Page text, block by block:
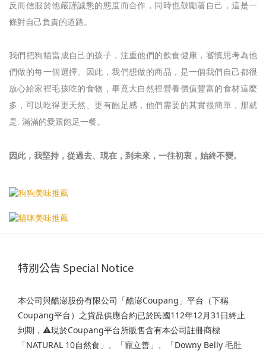
反而信服於他嚴謹誠懇的態度而合作，同時也鼓勵著自己，這是一
條對自己負責的道路。
我們把狗貓當成自己的孩子，注重他們的飲食健康，審慎思考為他
們做的每一個選擇。因此，我們想做的商品，是一個我們自己都很
放心給家裡毛孩吃的食物，畢竟大自然裡營養價值豐富的食材這麼
多，可以吃得更天然、更有飽足感，他們需要的其實很簡單，那就
是: 滿滿的愛跟飽足一餐。
因此，我堅持，從過去、現在，到未來，一往初衷，始終不變。
特別公告 Special Notice
本公司與酷澎股份有限公司「酷澎Coupang」平台（下稱
Coupang平台）之貨品供應合約已於民國112年12月31日終止
到期，⚠️現於Coupang平台所販售含有本公司註冊商標
「NATURAL 10自然食」、「寵立善」、「Downy Belly 毛肚